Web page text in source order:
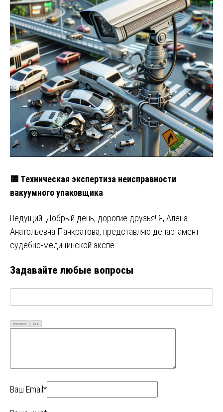
🟨 Техническая экспертиза неисправности
вакуумного упаковщика
Ведущий: Добрый день, дорогие друзья! Я, Алена
Анатольевна Панкратова, представляю департамент
судебно-медицинской экспе…
Задавайте любые вопросы
Визуально Код
Ваш Email*